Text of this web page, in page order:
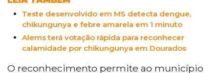
Teste desenvolvido em MS detecta dengue,
chikungunya e febre amarela em 1 minuto
Alems terá votação rápida para reconhecer
calamidade por chikungunya em Dourados
O reconhecimento permite ao município